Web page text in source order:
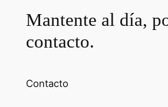
Mantente al día,
contacto.
Contacto